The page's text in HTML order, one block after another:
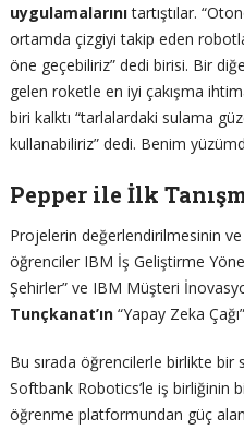
uygulamalarınıtartıştılar.
ortamda çizgiyi takip eden
öne geçebiliriz” dedi birisi. Bir
gelen roketle en iyi çakışma
biri kalktı “tarlalardaki sulama
kullanabiliriz” dedi. Benim
Pepper ile İlk
Projelerin değerlendirilmesinin
öğrenciler IBM İş Geliştirme
Şehirler” ve IBM Müşteri
Tunçkanat’ın“Yapay Zeka
Bu sırada öğrencilerle birlikte bir
Softbank Robotics’le iş birliğinin
öğrenme platformundan güç